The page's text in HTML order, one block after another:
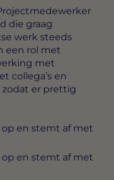
die graag
werk steeds
een rol met
met
collega’s en
er prettig
en stemt af met
en stemt af met